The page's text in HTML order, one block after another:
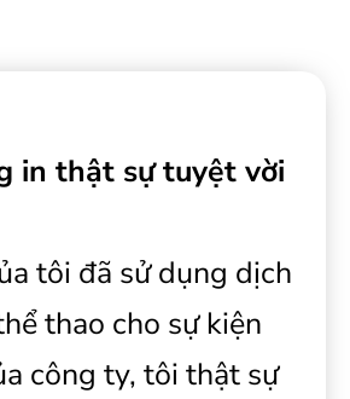
in thật sự tuyệt vời
tôi đã sử dụng dịch
thao cho sự kiện
công ty, tôi thật sự